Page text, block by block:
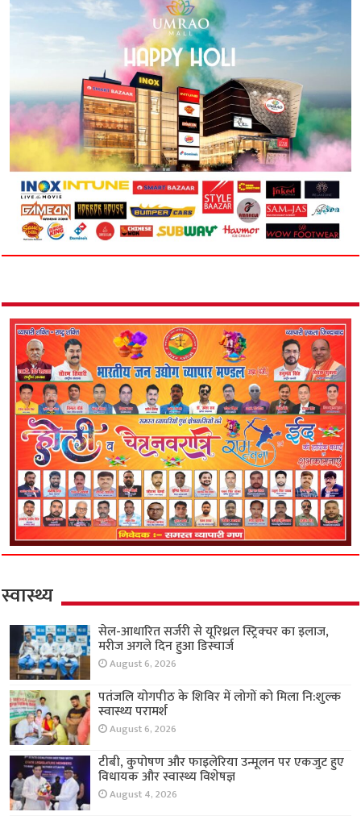
स्वास्थ्य
सेल-आधारित सर्जरी से यूरिथ्रल स्ट्रिक्चर का इलाज,
मरीज अगले दिन हुआ डिस्चार्ज
August 6, 2026
पतंजलि योगपीठ के शिविर में लोगों को मिला नि:शुल्क
स्वास्थ्य परामर्श
August 6, 2026
टीबी, कुपोषण और फाइलेरिया उन्मूलन पर एकजुट हुए
विधायक और स्वास्थ्य विशेषज्ञ
August 4, 2026